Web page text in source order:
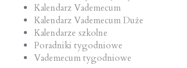
Kalendarz Vademecum
Kalendarz Vademecum Duże
Kalendarze szkolne
Poradniki tygodniowe
Vademecum tygodniowe